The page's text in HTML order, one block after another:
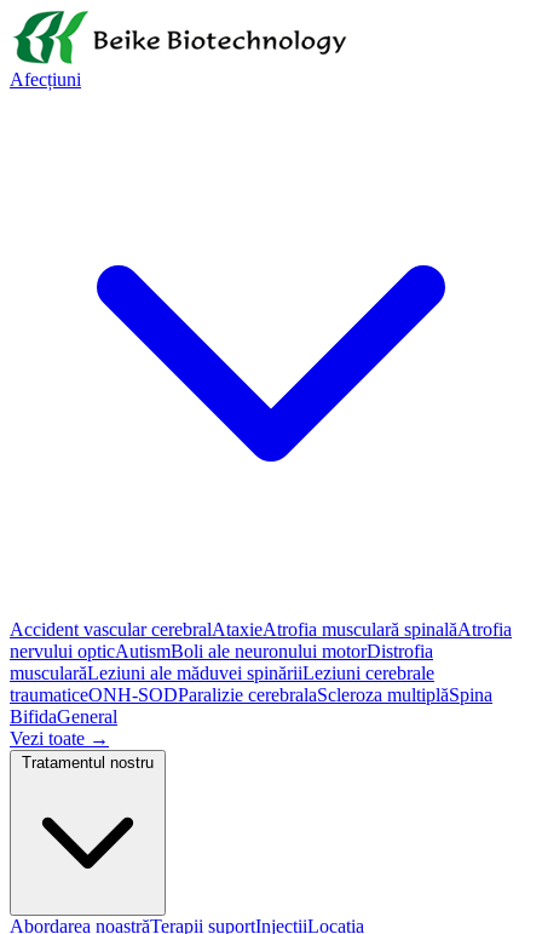
Afecțiuni
Accident vascular cerebralAtaxieAtrofia musculară spinalăAtrofia
nervului opticAutismBoli ale neuronului motorDistrofia
muscularăLeziuni ale măduvei spinăriiLeziuni cerebrale
traumaticeONH-SODParalizie cerebralaScleroza multiplăSpina
BifidaGeneral
Vezi toate →
Abordarea noastrăTerapii suportInjecțiiLocația